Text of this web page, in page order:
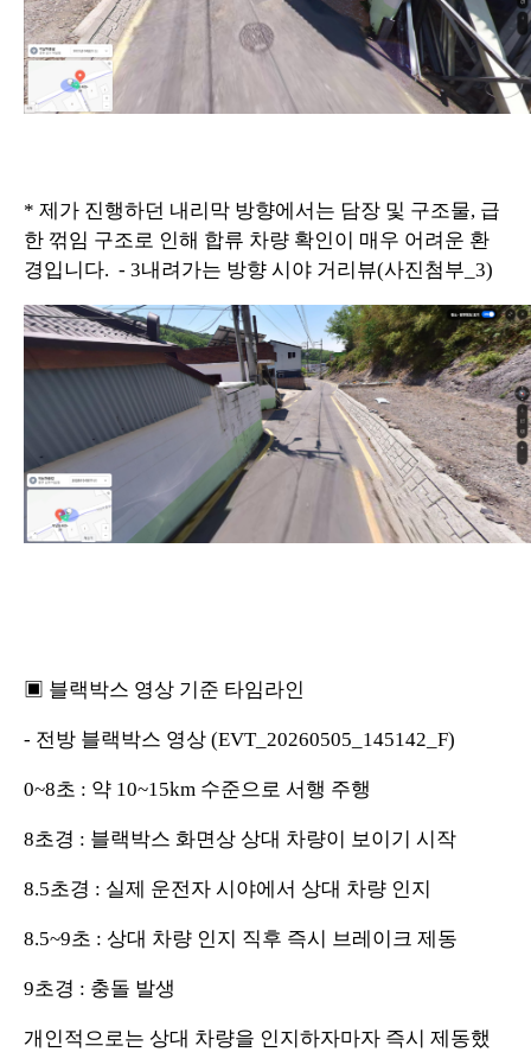
* 제가 진행하던 내리막 방향에서는 담장 및 구조물, 급
한 꺾임 구조로 인해 합류 차량 확인이 매우 어려운 환
경입니다. - 3내려가는 방향 시야 거리뷰(사진첨부_3)
▣ 블랙박스 영상 기준 타임라인
- 전방 블랙박스 영상 (EVT_20260505_145142_F)
0~8초 : 약 10~15km 수준으로 서행 주행
8초경 : 블랙박스 화면상 상대 차량이 보이기 시작
8.5초경 : 실제 운전자 시야에서 상대 차량 인지
8.5~9초 : 상대 차량 인지 직후 즉시 브레이크 제동
9초경 : 충돌 발생
개인적으로는 상대 차량을 인지하자마자 즉시 제동했